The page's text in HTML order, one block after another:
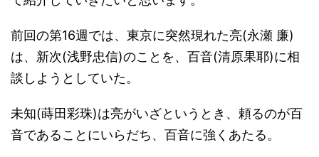
前回の第16週では、東京に突然現れた亮(永瀬 廉)
は、新次(浅野忠信)のことを、百音(清原果耶)に相
談しようとしていた。
未知(蒔田彩珠)は亮がいざというとき、頼るのが百
音であることにいらだち、百音に強くあたる。